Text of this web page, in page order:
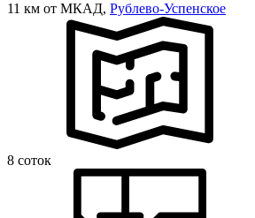
11 км от МКАД, Рублево-Успенское
8 соток